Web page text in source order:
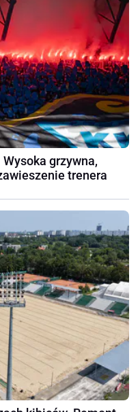
Wysoka grzywna,
trenera